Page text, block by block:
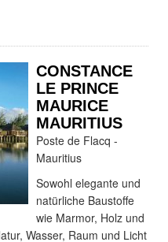
CONSTANCE
LE PRINCE
MAURICE
MAURITIUS
Poste de Flacq -
Mauritius
Sowohl elegante und
natürliche Baustoffe
wie Marmor, Holz und
Wasser, Raum und Licht